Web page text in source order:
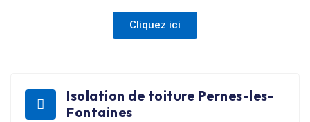
Cliquez ici
Isolation de toiture Pernes-les-
Fontaines